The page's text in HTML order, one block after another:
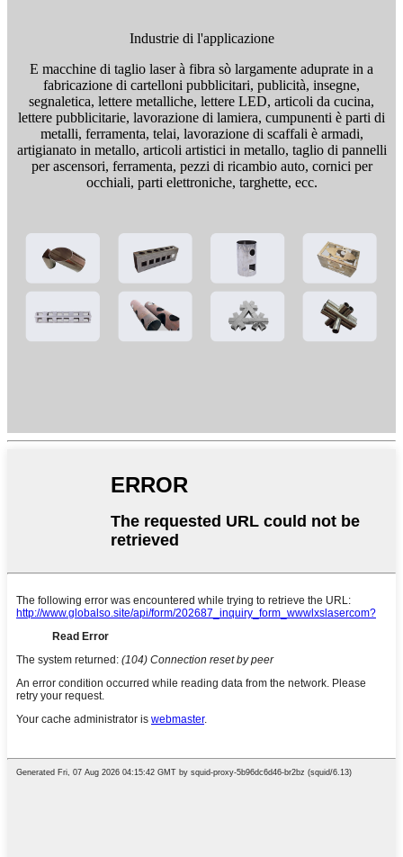
Industrie di l'applicazione
E macchine di taglio laser à fibra sò largamente aduprate in a
fabricazione di cartelloni pubblicitari, publicità, insegne,
segnaletica, lettere metalliche, lettere LED, articoli da cucina,
lettere pubblicitarie, lavorazione di lamiera, cumpunenti è parti di
metalli, ferramenta, telai, lavorazione di scaffali è armadi,
artigianato in metallo, articoli artistici in metallo, taglio di pannelli
per ascensori, ferramenta, pezzi di ricambio auto, cornici per
occhiali, parti elettroniche, targhette, ecc.